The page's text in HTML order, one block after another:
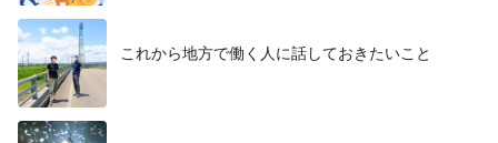
これから地方で働く人に話しておきたいこと